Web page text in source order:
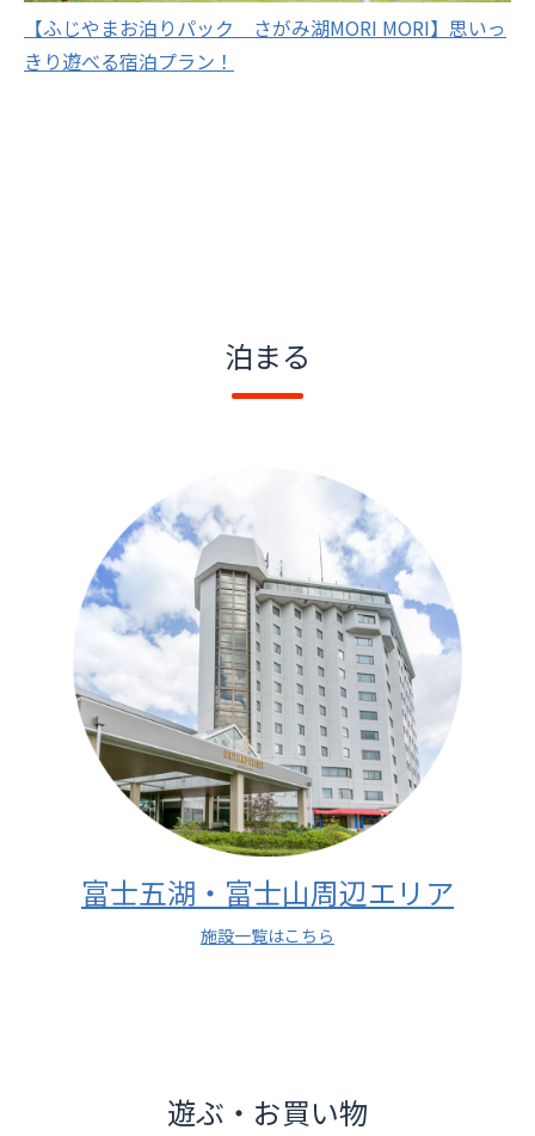
【ふじやまお泊りパック さがみ湖MORI MORI】思いっ
きり遊べる宿泊プラン！
泊まる
富士五湖・富士山周辺エリア
施設一覧はこちら
遊ぶ・お買い物